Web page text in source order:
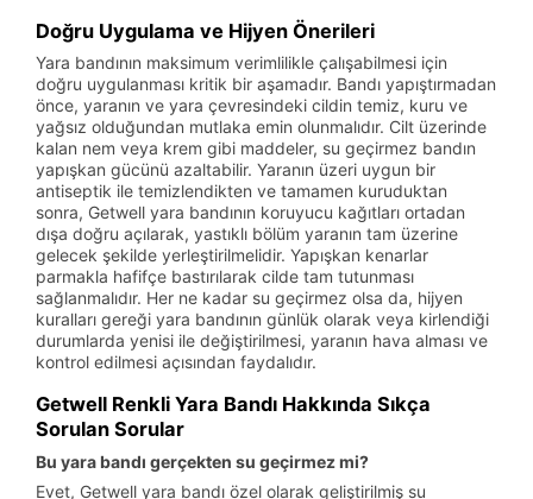
Doğru Uygulama ve Hijyen Önerileri
Yara bandının maksimum verimlilikle çalışabilmesi için
doğru uygulanması kritik bir aşamadır. Bandı yapıştırmadan
önce, yaranın ve yara çevresindeki cildin temiz, kuru ve
yağsız olduğundan mutlaka emin olunmalıdır. Cilt üzerinde
kalan nem veya krem gibi maddeler, su geçirmez bandın
yapışkan gücünü azaltabilir. Yaranın üzeri uygun bir
antiseptik ile temizlendikten ve tamamen kuruduktan
sonra, Getwell yara bandının koruyucu kağıtları ortadan
dışa doğru açılarak, yastıklı bölüm yaranın tam üzerine
gelecek şekilde yerleştirilmelidir. Yapışkan kenarlar
parmakla hafifçe bastırılarak cilde tam tutunması
sağlanmalıdır. Her ne kadar su geçirmez olsa da, hijyen
kuralları gereği yara bandının günlük olarak veya kirlendiği
durumlarda yenisi ile değiştirilmesi, yaranın hava alması ve
kontrol edilmesi açısından faydalıdır.
Getwell Renkli Yara Bandı Hakkında Sıkça
Sorulan Sorular
Bu yara bandı gerçekten su geçirmez mi?
Evet, Getwell yara bandı özel olarak geliştirilmiş su